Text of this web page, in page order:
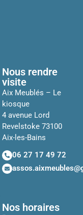
Nous rendre
visite
Aix Meublés – Le
kiosque
4 avenue Lord
Revelstoke 73100
Aix-les-Bains
06 27 17 49 72
Nos horaires